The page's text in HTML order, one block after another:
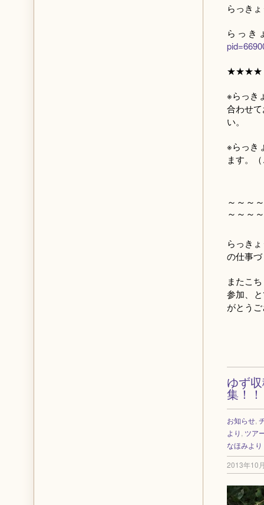
らっき
らっき
★★★★
※らっき
合わせ
い。
※らっき
ます。
～～～
～～～
らっき
の仕事
またこ
参加、
がとう
ゆず
集！！
お知らせ,
より ツア
なほみより
2013年10